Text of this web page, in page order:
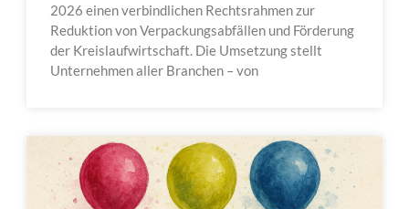
2026 einen verbindlichen Rechtsrahmen zur
Reduktion von Verpackungsabfällen und Förderung
der Kreislaufwirtschaft. Die Umsetzung stellt
Unternehmen aller Branchen – von